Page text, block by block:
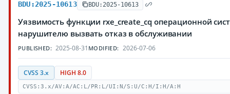
BDU:2025-10613 BDU:2025-10613
Уязвимость функции rxe_create_cq операционной
нарушителю вызвать отказ в обслуживании
PUBLISHED: 2025-08-31 MODIFIED: 2026-07-06
CVSS 3.x HIGH 8.0
CVSS:3.x/AV:A/AC:L/PR:L/UI:N/S:U/C:H/I:H/A:H